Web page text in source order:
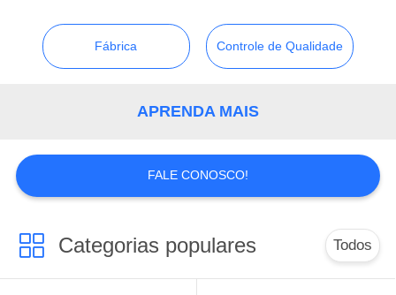
MAPA
POLICY
Fábrica Controle de Qualidade
APRENDA MAIS
FALE CONOSCO!
Categorias populares Todos